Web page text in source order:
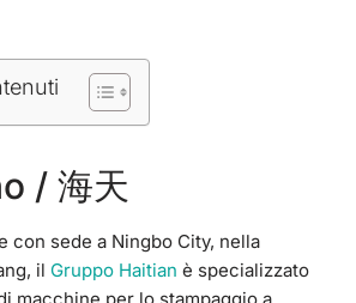
/ 海天
con sede a Ningbo City, nella
il Gruppo Haitian è specializzato
macchine per lo stampaggio a